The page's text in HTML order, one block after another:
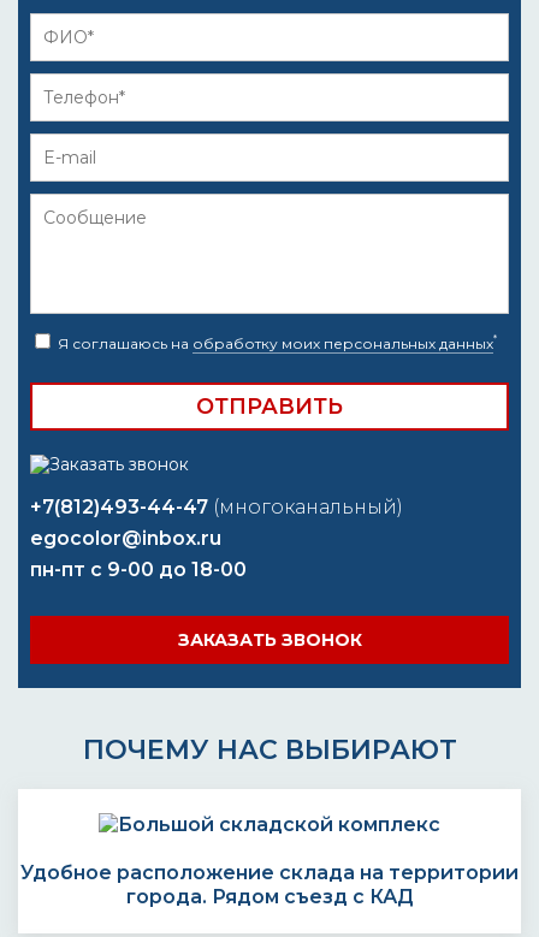
Я соглашаюсь на обработку моих персональных данных*
+7(812)493-44-47 (многоканальный)
egocolor@inbox.ru
пн-пт с 9-00 до 18-00
ЗАКАЗАТЬ ЗВОНОК
ПОЧЕМУ НАС ВЫБИРАЮТ
Удобное расположение склада на территории
города. Рядом съезд с КАД